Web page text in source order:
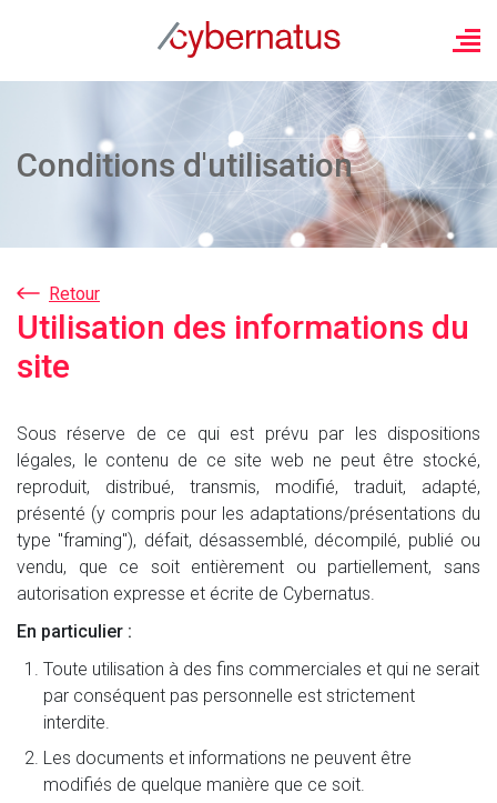
Conditions d'utilisation
Retour
Utilisation des informations du
site
Sous réserve de ce qui est prévu par les dispositions
légales, le contenu de ce site web ne peut être stocké,
reproduit, distribué, transmis, modifié, traduit, adapté,
présenté (y compris pour les adaptations/présentations du
type "framing"), défait, désassemblé, décompilé, publié ou
vendu, que ce soit entièrement ou partiellement, sans
autorisation expresse et écrite de Cybernatus.
En particulier :
Toute utilisation à des fins commerciales et qui ne serait
par conséquent pas personnelle est strictement
interdite.
Les documents et informations ne peuvent être
modifiés de quelque manière que ce soit.